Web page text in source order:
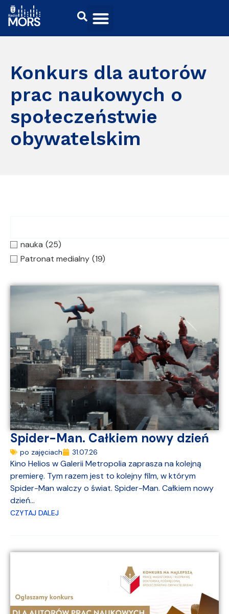
Konkurs dla autorów
prac naukowych o
społeczeństwie
obywatelskim
nauka (25)
Patronat medialny (19)
Spider-Man. Całkiem nowy dzień
po zajęciach 31.07.26
Kino Helios w Galerii Metropolia zaprasza na kolejną
premierę. Tym razem jest to kolejny film, w którym
Spider-Man walczy o świat. Spider-Man. Całkiem nowy
dzień...
CZYTAJ DALEJ